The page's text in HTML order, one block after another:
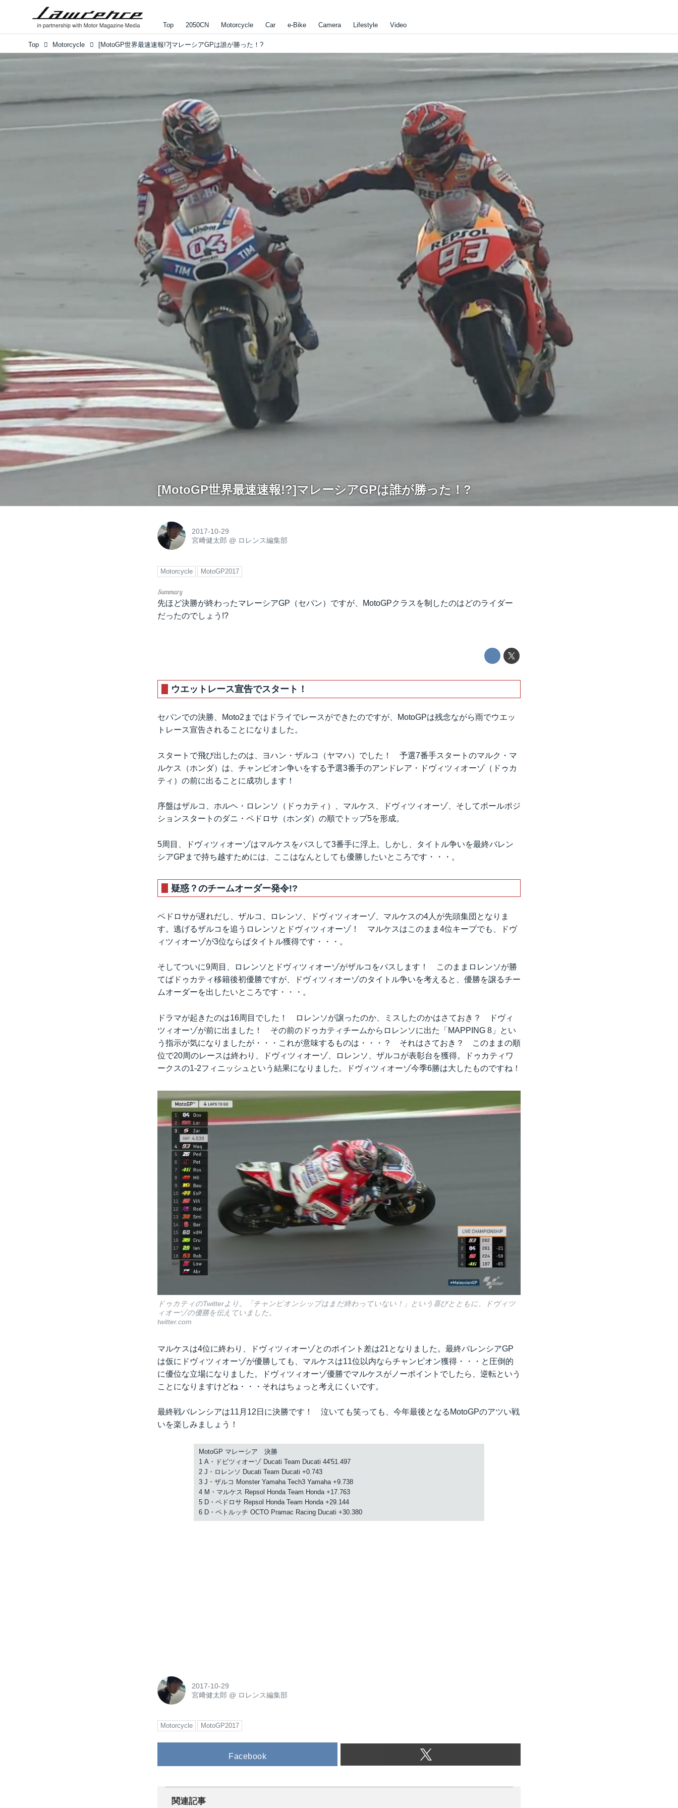
Top 2050CN Motorcycle Car e-Bike Camera Lifestyle Video
Top Motorcycle [MotoGP世界最速速報!?]マレーシアGPは誰が勝った！?
[MotoGP世界最速速報!?]マレーシアGPは誰が勝った！?
2017-10-29
宮﨑健太郎 @ ロレンス編集部
Motorcycle MotoGP2017
先ほど決勝が終わったマレーシアGP（セパン）ですが、MotoGPクラスを制したのはどのライダー
だったのでしょう!?
ウエットレース宣告でスタート！
セパンでの決勝、Moto2まではドライでレースができたのですが、MotoGPは残念ながら雨でウエッ
トレース宣告されることになりました。
スタートで飛び出したのは、ヨハン・ザルコ（ヤマハ）でした！ 予選7番手スタートのマルク・マ
ルケス（ホンダ）は、チャンピオン争いをする予選3番手のアンドレア・ドヴィツィオーゾ（ドゥカ
ティ）の前に出ることに成功します！
序盤はザルコ、ホルヘ・ロレンソ（ドゥカティ）、マルケス、ドヴィツィオーゾ、そしてポールポジ
ションスタートのダニ・ペドロサ（ホンダ）の順でトップ5を形成。
5周目、ドヴィツィオーゾはマルケスをパスして3番手に浮上。しかし、タイトル争いを最終バレン
シアGPまで持ち越すためには、ここはなんとしても優勝したいところです・・・。
疑惑？のチームオーダー発令!?
ペドロサが遅れだし、ザルコ、ロレンソ、ドヴィツィオーゾ、マルケスの4人が先頭集団となりま
す。逃げるザルコを追うロレンソとドヴィツィオーゾ！ マルケスはこのまま4位キープでも、ドヴ
ィツィオーゾが3位ならばタイトル獲得です・・・。
そしてついに9周目、ロレンソとドヴィツィオーゾがザルコをパスします！ このままロレンソが勝
てばドゥカティ移籍後初優勝ですが、ドヴィツィオーゾのタイトル争いを考えると、優勝を譲るチー
ムオーダーを出したいところです・・・。
ドラマが起きたのは16周目でした！ ロレンソが譲ったのか、ミスしたのかはさておき？ ドヴィ
ツィオーゾが前に出ました！ その前のドゥカティチームからロレンソに出た「MAPPING 8」とい
う指示が気になりましたが・・・これが意味するものは・・・？ それはさておき？ このままの順
位で20周のレースは終わり、ドヴィツィオーゾ、ロレンソ、ザルコが表彰台を獲得。ドゥカティワ
ークスの1-2フィニッシュという結果になりました。ドヴィツィオーゾ今季6勝は大したものですね！
ドゥカティのTwitterより。「チャンピオンシップはまだ終わっていない！」という喜びとともに、ドヴィツ
ィオーゾの優勝を伝えていました。
twitter.com
マルケスは4位に終わり、ドヴィツィオーゾとのポイント差は21となりました。最終バレンシアGP
は仮にドヴィツィオーゾが優勝しても、マルケスは11位以内ならチャンピオン獲得・・・と圧倒的
に優位な立場になりました。ドヴィツィオーゾ優勝でマルケスがノーポイントでしたら、逆転という
ことになりますけどね・・・それはちょっと考えにくいです。
最終戦バレンシアは11月12日に決勝です！ 泣いても笑っても、今年最後となるMotoGPのアツい戦
いを楽しみましょう！
MotoGP マレーシア 決勝
1 A・ドビツィオーゾ Ducati Team Ducati 44'51.497
2 J・ロレンソ Ducati Team Ducati +0.743
3 J・ザルコ Monster Yamaha Tech3 Yamaha +9.738
4 M・マルケス Repsol Honda Team Honda +17.763
5 D・ペドロサ Repsol Honda Team Honda +29.144
6 D・ペトルッチ OCTO Pramac Racing Ducati +30.380
2017-10-29
宮﨑健太郎 @ ロレンス編集部
Motorcycle MotoGP2017
Facebook
関連記事